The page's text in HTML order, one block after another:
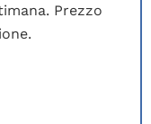
Prezzo